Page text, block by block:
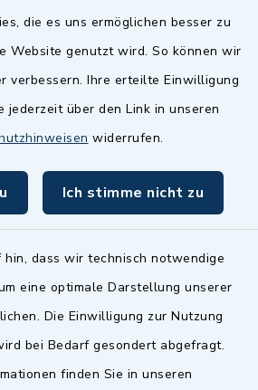
die es uns ermöglichen besser zu
Website genutzt wird. So können wir
verbessern. Ihre erteilte Einwilligung
jederzeit über den Link in unseren
widerrufen.
Ich stimme nicht zu
dass wir technisch notwendige
eine optimale Darstellung unserer
Die Einwilligung zur Nutzung
bei Bedarf gesondert abgefragt.
finden Sie in unseren